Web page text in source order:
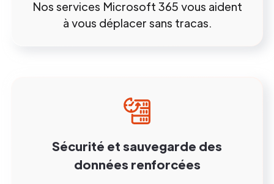
Nos services Microsoft 365 vous aident
à vous déplacer sans tracas.
Sécurité et sauvegarde des
données renforcées